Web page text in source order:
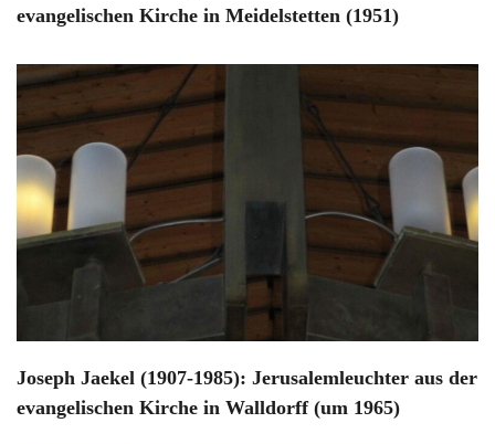
evangelischen Kirche in Meidelstetten (1951)
Joseph Jaekel (1907-1985): Jerusalemleuchter aus der
evangelischen Kirche in Walldorff (um 1965)